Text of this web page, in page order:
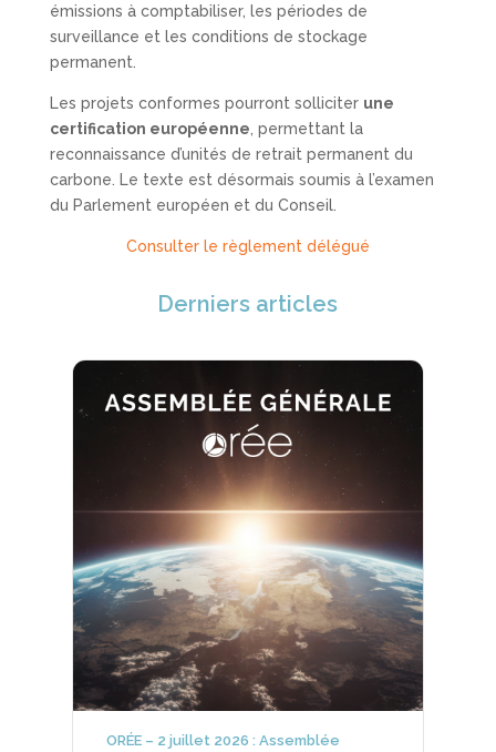
émissions à comptabiliser, les périodes de
surveillance et les conditions de stockage
permanent.
Les projets conformes pourront solliciter une
certification européenne , permettant la
reconnaissance d’unités de retrait permanent du
carbone. Le texte est désormais soumis à l’examen
du Parlement européen et du Conseil.
Consulter le règlement délégué
Derniers articles
ORÉE – 2 juillet 2026 : Assemblée